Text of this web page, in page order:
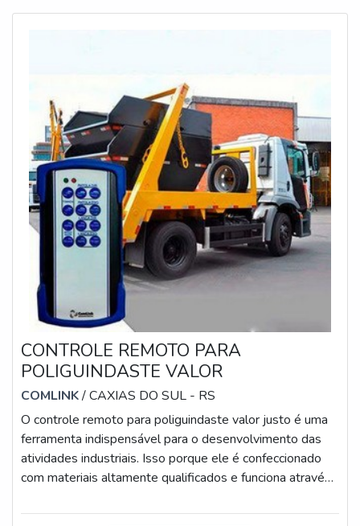
CONTROLE REMOTO PARA
POLIGUINDASTE VALOR
COMLINK/ CAXIAS DO SUL - RS
O controle remoto para poliguindaste valor justo é uma
ferramenta indispensável para o desenvolvimento das
atividades industriais. Isso porque ele é confeccionado
com materiais altamente qualificados e funciona através
dispositivo utilizado em poliguindastes oferece uma